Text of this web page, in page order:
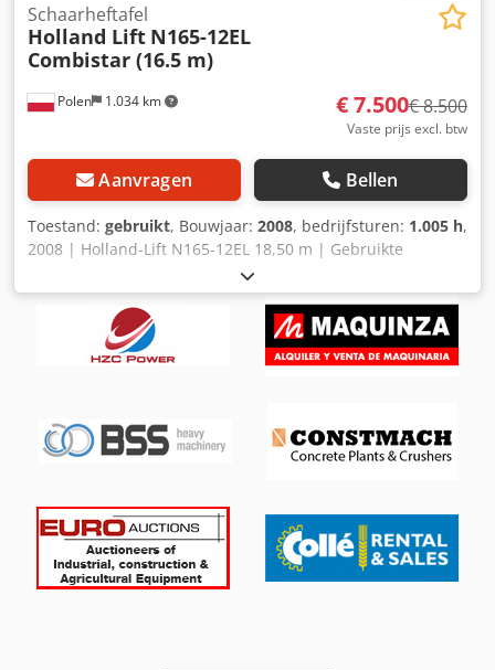
Polen 1.034 km
Schaarheftafel
Holland Lift N165-12EL
Combistar (16.5 m)
€ 7.500€ 8.500
Vaste prijs excl. btw
Aanvragen Bellen
Toestand: gebruikt, Bouwjaar: 2008, bedrijfsturen: 1.005 h,
2008 | Holland-Lift N165-12EL 18,50 m | Gebruikte
schaarheftafel | 1005 draaiuren 📍 Locatie: Polen 🚛
Levering mogelijk naar uw locatie – Gebruik onze
verzendcalculator om de transportkosten te berekenen! 💰
Koop nu voor € 7500 of doe een bod. Betaling bij levering
mogelijk tegen een redelijke vergoeding (onder
✅, 3 met opmerkingen ℹ️, 0 defecten ⚠️ 📌 Opmerking van
de inspecteur: Functionele staat, zwakke batterijen,
inspectierapport, extra foto's of een video bekijken? Tip:
Het referentienummer "38104 Equippo" wordt vaak
gebruikt bij het opzoeken van meer informatie online. 💡
Waarom deze machine en onze service opvallen: ✔
Grondige inspectie door professionals ✔ Levering op de